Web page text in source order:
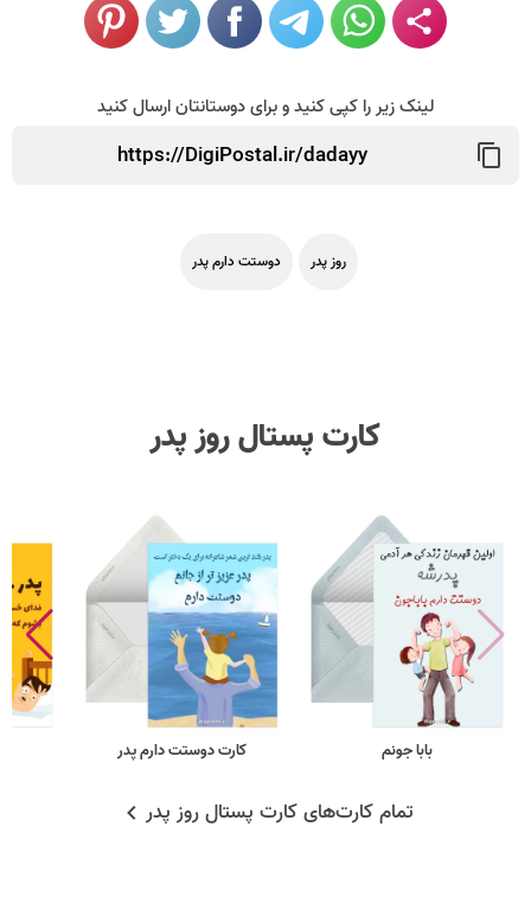
لینک زیر را کپی کنید و برای دوستانتان ارسال کنید
روز پدر دوستت دارم پدر
کارت پستال روز پدر
بابا جونم کارت دوستت دارم پدر
تمام کارت‌های کارت پستال روز پدر